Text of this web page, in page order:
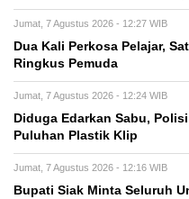
Jumat, 7 Agustus 2026 - 12:27 WIB
Dua Kali Perkosa Pelajar,
Ringkus Pemuda
Jumat, 7 Agustus 2026 - 12:24 WIB
Diduga Edarkan Sabu,
Puluhan Plastik Klip
Jumat, 7 Agustus 2026 - 12:16 WIB
Bupati Siak Minta Seluruh